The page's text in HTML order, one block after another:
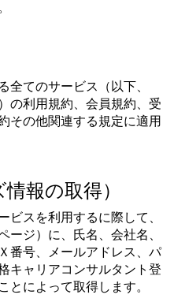
全てのサービス（以下、
の利用規約、会員規約、受
その他関連する規定に適用
報の取得）
ビスを利用するに際して、
ージ）に、氏名、会社名、
番号、メールアドレス、パ
キャリアコンサルタント登
とによって取得します。